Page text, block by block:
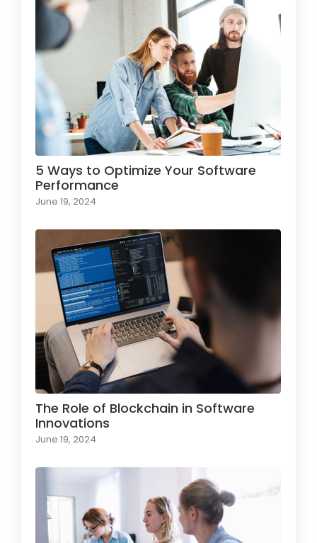
5 Ways to Optimize Your Software
Performance
June 19, 2024
The Role of Blockchain in Software
Innovations
June 19, 2024